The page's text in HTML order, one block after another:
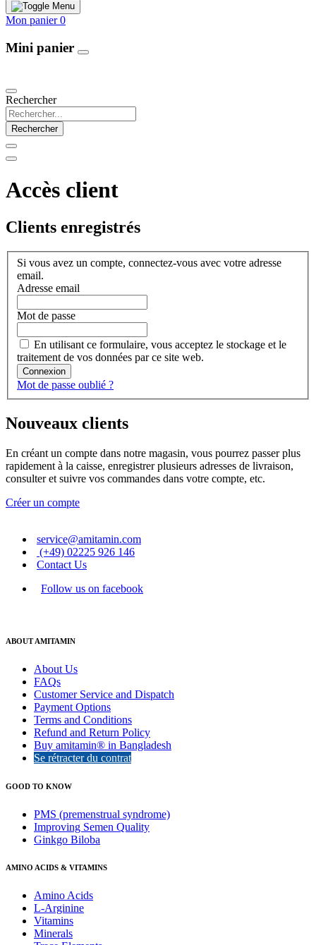
Mon panier 0
Mini panier
Rechercher
Rechercher
Accès client
Clients enregistrés
Si vous avez un compte, connectez-vous avec votre adresse
email.
Adresse email
Mot de passe
En utilisant ce formulaire, vous acceptez le stockage et le
traitement de vos données par ce site web.
Connexion
Mot de passe oublié ?
Nouveaux clients
En créant un compte dans notre magasin, vous pourrez passer plus
rapidement à la caisse, enregistrer plusieurs adresses de livraison,
consulter et suivre vos commandes dans votre compte, etc.
Créer un compte
service@amitamin.com
(+49) 02225 926 146
Contact Us
Follow us on facebook
ABOUT AMITAMIN
About Us
FAQs
Customer Service and Dispatch
Payment Options
Terms and Conditions
Refund and Return Policy
Buy amitamin® in Bangladesh
Se rétracter du contrat
GOOD TO KNOW
PMS (premenstrual syndrome)
Improving Semen Quality
Ginkgo Biloba
AMINO ACIDS & VITAMINS
Amino Acids
L-Arginine
Vitamins
Minerals